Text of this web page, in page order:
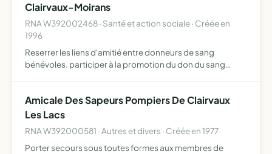
Clairvaux-Moirans
RNA W392002468 · Santé et action sociale · Créée en
1996
Reserrer les liens d'amitié entre donneurs de sang
bénévoles. participer à la promotion du don du sang
Amicale Des Sapeurs Pompiers De Clairvaux
Les Lacs
RNA W392000581 · Autres et divers · Créée en 1977
Porter secours sous toutes formes aux membres de